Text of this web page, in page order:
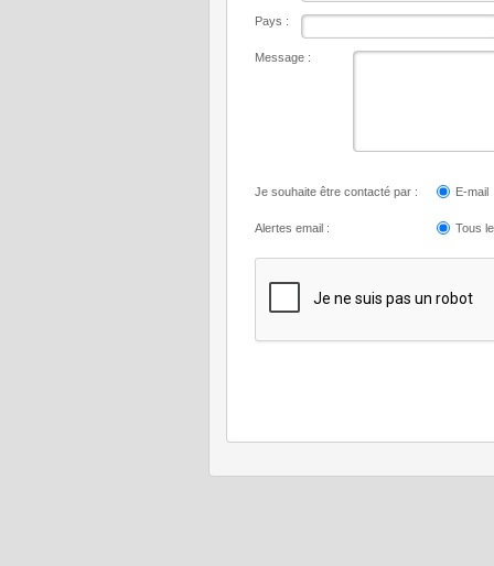
Pays :
Message :
Je souhaite être contacté par : E-mail
Alertes email : Tous